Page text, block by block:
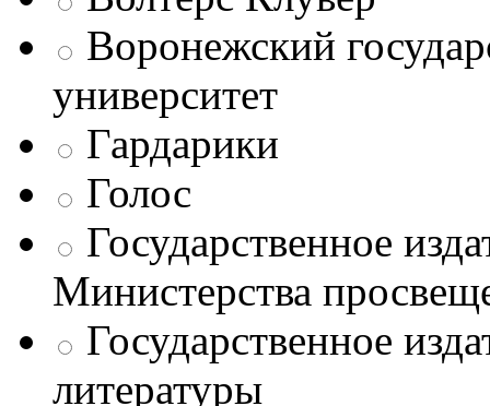
Воронежский
университет
Гардарики
Голос
Государственное
Министерства
Государственное
литературы